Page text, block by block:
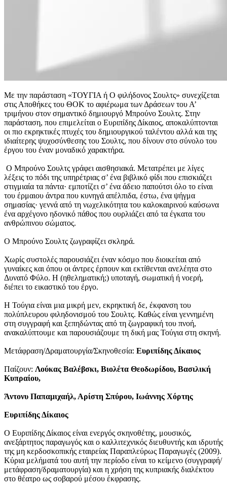
Με την παράσταση «ΤΟΥΓΙΑ ή Ο φιλήδονος Σουλτς» συνεχίζεται
στις Αποθήκες του ΘΟΚ το αφιέρωμα των Δράσεων του Α’
τριμήνου στον σημαντικό δημιουργό Μπρούνο Σουλτς. Στην
παράσταση, που επιμελείται ο Ευριπίδης Δίκαιος, αποκαλύπτονται
οι πιο εκρηκτικές πτυχές του δημιουργικού ταλέντου αλλά και της
ιδιαίτερης ψυχοσύνθεσης του Σουλτς, που δίνουν στο σύνολο του
έργου του έναν μοναδικό χαρακτήρα.
Ο Μπρούνο Σουλτς γράφει αισθησιακά. Μετατρέπει με λίγες
λέξεις το πόδι της υπηρέτριας σ’ ένα βιβλικό φίδι που επισκιάζει
στιγμιαία τα πάντα· εμποτίζει σ’ ένα άδειο παπούτσι όλο το είναι
του έρμαιου άντρα που κυνηγά απέλπιδα, έστω, ένα ψήγμα
σημασίας· γεννά από τη νωχελικότητα του καλοκαιρινού καύσωνα
ένα αρχέγονο ηδονικό πάθος που ουρλιάζει από τα έγκατα του
ανθρώπινου σώματος.
Ο Μπρούνο Σουλτς ζωγραφίζει σκληρά.
Χωρίς συστολές παρουσιάζει έναν κόσμο που διοικείται από
γυναίκες και όπου οι άντρες έρπουν και εκτίθενται ανελέητα στο
Δυνατό Φύλο. Η (ηθεληματική;) υποταγή, σωματική ή νοερή,
διέπει το εικαστικό του έργο.
Η Τούγια είναι μια μικρή μεν, εκρηκτική δε, έκφανση του
πολύπλευρου φιληδονισμού του Σουλτς. Καθώς είναι γεννημένη
στη συγγραφή και ξεπηδώντας από τη ζωγραφική του πνοή,
ανακαλύπτουμε και παρουσιάζουμε τη δική μας Τούγια στη σκηνή.
Μετάφραση/Δραματουργία/Σκηνοθεσία: Ευριπίδης Δίκαιος
Παίζουν: Λούκας Βαλέβσκι, Βιολέτα Θεοδωρίδου, Βασιλική
Κυπραίου,
Άντονυ Παπαμιχαήλ, Αρίστη Σπύρου, Ιωάννης Χόρτης
Ευριπίδης Δίκαιος
Ο Ευριπίδης Δίκαιος είναι ενεργός σκηνοθέτης, μουσικός,
ανεξάρτητος παραγωγός και ο καλλιτεχνικός διευθυντής και ιδρυτής
της μη κερδοσκοπικής εταιρείας Παραπλεύρως Παραγωγές (2009).
Κύρια μελήματά του αυτή την περίοδο είναι το κείμενο (συγγραφή/
μετάφραση/δραματουργία) και η χρήση της κυπριακής διαλέκτου
στο θέατρο ως σοβαρού μέσου έκφρασης.